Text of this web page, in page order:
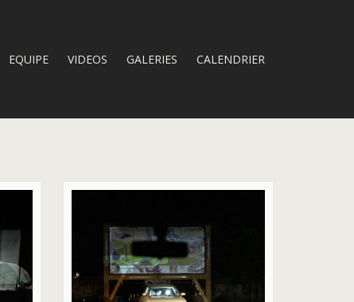
EQUIPE VIDEOS GALERIES CALENDRIER